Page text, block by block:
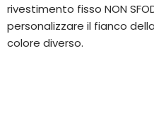
rivestimento fisso NON
personalizzare il fianco
colore diverso.